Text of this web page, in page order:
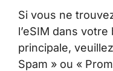
Si vous ne
l’eSIM dans
principale,
Spam » ou «